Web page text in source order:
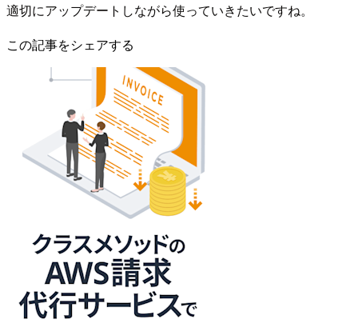
適切にアップデートしながら使っていきたいですね。
この記事をシェアする